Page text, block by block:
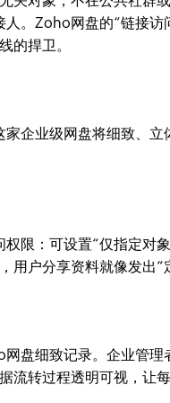
。Zoho网盘的“链接访
的捍卫。
企业级网盘将细致、立
限：可设置“仅指定对
户分享资料就像发出“
盘细致记录。企业管
转过程透明可视，让